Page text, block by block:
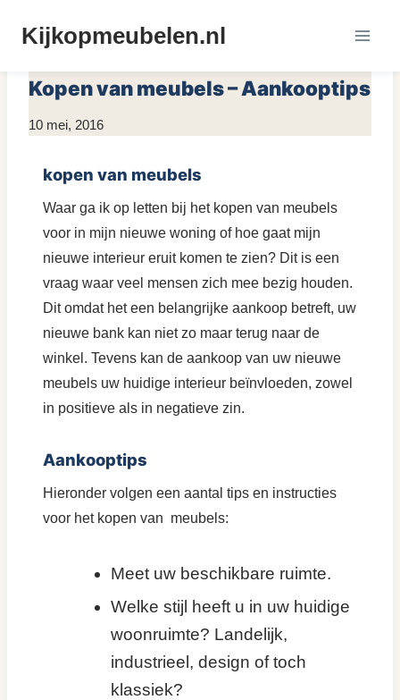
naarKijkopmeubelen.nl
Kopen van meubels – Aankooptips
Door
10 mei, 2016
kopen van meubels
Waar ga ik op letten bij het kopen van meubels
voor in mijn nieuwe woning of hoe gaat mijn
nieuwe interieur eruit komen te zien? Dit is een
vraag waar veel mensen zich mee bezig houden.
Dit omdat het een belangrijke aankoop betreft, uw
nieuwe bank kan niet zo maar terug naar de
winkel. Tevens kan de aankoop van uw nieuwe
meubels uw huidige interieur beïnvloeden, zowel
in positieve als in negatieve zin.
Aankooptips
Hieronder volgen een aantal tips en instructies
voor het kopen van meubels:
Meet uw beschikbare ruimte.
Welke stijl heeft u in uw huidige
woonruimte? Landelijk,
industrieel, design of toch
klassiek?